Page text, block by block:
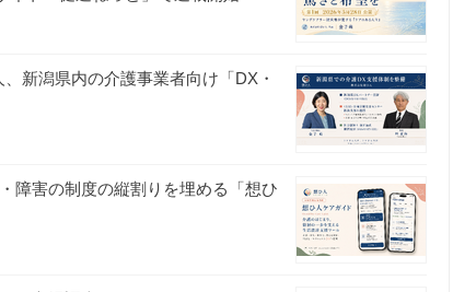
新潟県内の介護事業者向け「DX・
障害の制度の縦割りを埋める「想ひ